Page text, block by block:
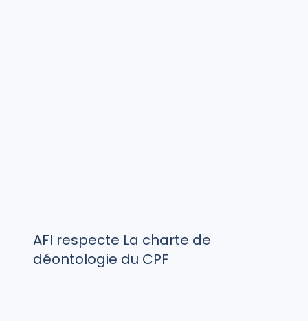
AFI respecte La charte de
déontologie du CPF